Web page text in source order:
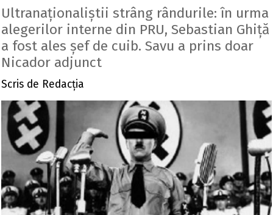
Ultranaționaliștii strâng rândurile: în urma
alegerilor interne din PRU, Sebastian Ghiță
a fost ales șef de cuib. Savu a prins doar
Nicador adjunct
Scris de Redacția